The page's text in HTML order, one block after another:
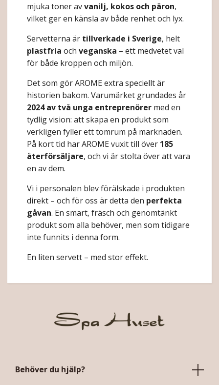
mjuka toner avvanilj, kokos och päron,
vilket ger en känsla av både renhet och lyx.
Servetterna är tillverkade i Sverige, helt
plastfria och veganska – ett medvetet val
för både kroppen och miljön.
Det som gör AROME extra speciellt är
historien bakom. Varumärket grundades år
2024 av två unga entreprenörer med en
tydlig vision: att skapa en produkt som
verkligen fyller ett tomrum på marknaden.
På kort tid har AROME vuxit till över 185
återförsäljare, och vi är stolta över att vara
en av dem.
Vi i personalen blev förälskade i produkten
direkt – och för oss är detta den perfekta
gåvan. En smart, fräsch och genomtänkt
produkt som alla behöver, men som tidigare
inte funnits i denna form.
En liten servett – med stor effekt.
Behöver du hjälp?